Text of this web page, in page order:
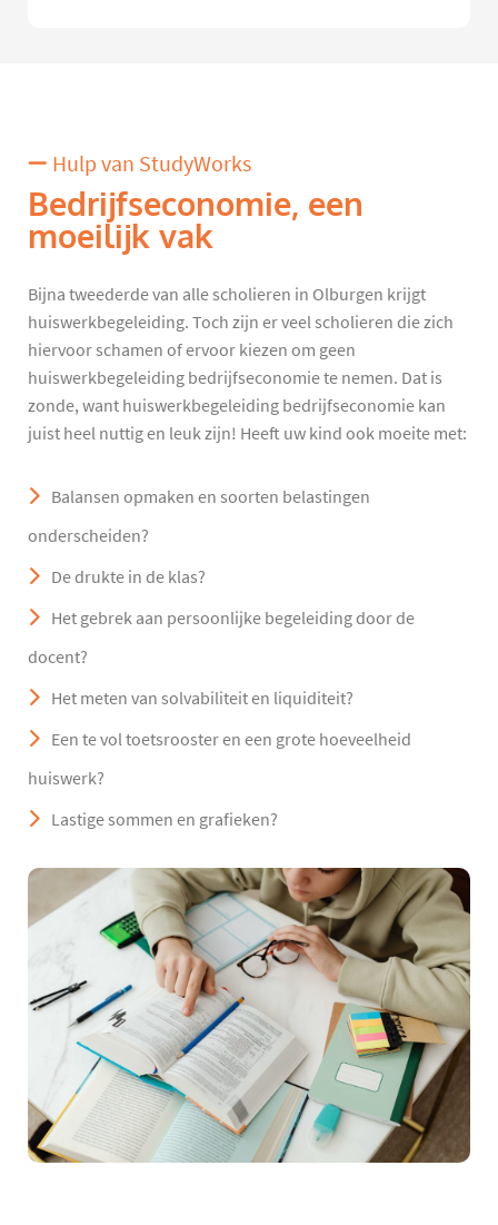
Hulp van StudyWorks
Bedrijfseconomie, een
moeilijk vak
Bijna tweederde van alle scholieren in Olburgen krijgt
huiswerkbegeleiding. Toch zijn er veel scholieren die zich
hiervoor schamen of ervoor kiezen om geen
huiswerkbegeleiding bedrijfseconomie te nemen. Dat is
zonde, want huiswerkbegeleiding bedrijfseconomie kan
juist heel nuttig en leuk zijn! Heeft uw kind ook moeite met:
Balansen opmaken en soorten belastingen
onderscheiden?
De drukte in de klas?
Het gebrek aan persoonlijke begeleiding door de
docent?
Het meten van solvabiliteit en liquiditeit?
Een te vol toetsrooster en een grote hoeveelheid
huiswerk?
Lastige sommen en grafieken?